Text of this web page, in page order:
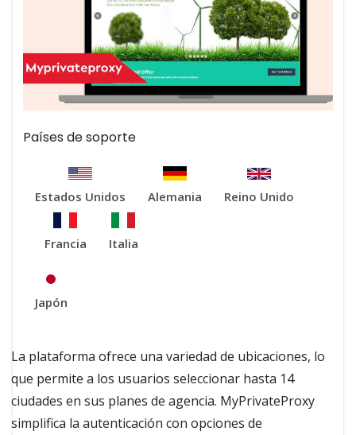
Países de soporte
Estados Unidos Alemania Reino Unido
Francia Italia
Japón
La plataforma ofrece una variedad de ubicaciones, lo
que permite a los usuarios seleccionar hasta 14
ciudades en sus planes de agencia. MyPrivateProxy
simplifica la autenticación con opciones de